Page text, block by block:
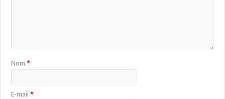
Nom*
E-mail*